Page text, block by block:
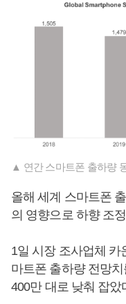
▲ 연간 스마트폰 출하량
올해 세계 스마트폰
의 영향으로 하향 조
1일 시장 조사업체
마트폰 출하량 전망
400만 대로 낮춰 잡았